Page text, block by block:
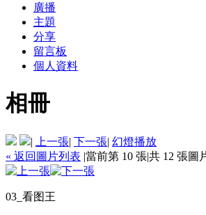
廣播
主題
分享
留言板
個人資料
相冊
| 上一張| 下一張| 幻燈播放
« 返回圖片列表 |當前第 10 張|共 12 張圖
03_看图王